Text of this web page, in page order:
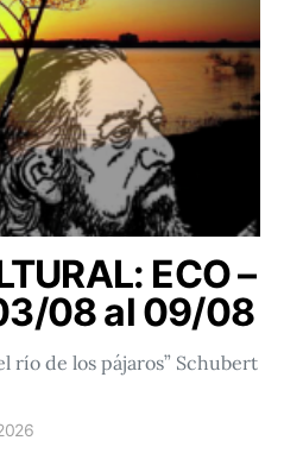
ECO –
08 al 09/08
río de los pájaros” Schubert